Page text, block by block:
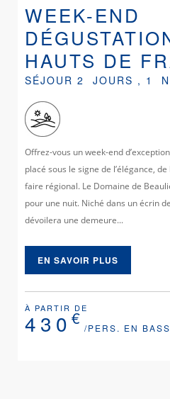
WEEK-END
HAUTS DE
SÉJOUR 2 JOURS , 1
Offrez-vous un week-end
placé sous le signe de l’élégance,
faire régional. Le Domaine de
pour une nuit. Niché dans un écrin
dévoilera une demeure...
EN SAVOIR PLUS
À PARTIR DE
430 €/PERS. EN